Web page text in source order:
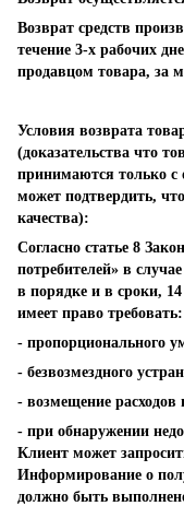
Возврат средств
течение 3-х рабочих
продавцом товара, за
Условия возврата
(доказательства что
принимаются только с
может подтвердить,
качества):
Согласно статье 8
потребителей» в
в порядке и в сроки,
имеет право требовать:
- пропорционального
- безвозмездного
- возмещение расходов
- при обнаружении
Клиент может
Информирование о
должно быть